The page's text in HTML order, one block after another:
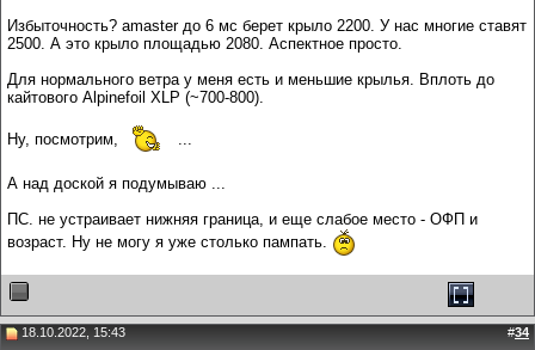
Избыточность? amaster до 6 мс берет крыло 2200. У нас многие ставят
2500. А это крыло площадью 2080. Аспектное просто.
Для нормального ветра у меня есть и меньшие крылья. Вплоть до
кайтового Alpinefoil XLP (~700-800).
Ну, посмотрим, ...
А над доской я подумываю ...
ПС. не устраивает нижняя граница, и еще слабое место - ОФП и
возраст. Ну не могу я уже столько пампать.
18.10.2022, 15:43 #34